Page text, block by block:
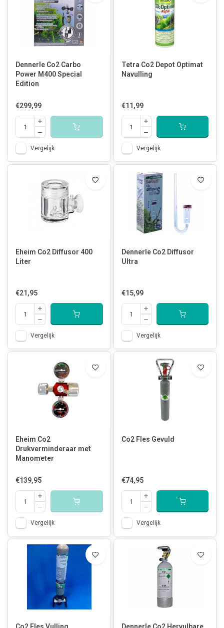
Dennerle Co2 Carbo
Power M400 Special
Edition
€299,99
Vergelijk
Tetra Co2 Depot Optimat
Navulling
€11,99
Vergelijk
Eheim Co2 Diffusor 400
Liter
€21,95
Vergelijk
Dennerle Co2 Diffusor
Ultra
€15,99
Vergelijk
Eheim Co2
Drukverminderaar met
Manometer
€139,95
Vergelijk
Co2 Fles Gevuld
€74,95
Vergelijk